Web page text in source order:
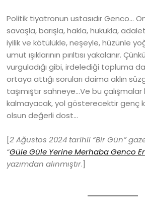
Politik tiyatronun ustasıdır Genco…
savaşla, barışla, hakla, hukukla,
iyilik ve kötülükle, neşeyle, hüzünle
umut ışıklarının pırıltısı yakalanır.
vurguladığı gibi, irdelediği topluma
ortaya attığı soruları daima aklın
taşımıştır sahneye…Ve bu çalışmalar
kalmayacak, yol gösterecektir genç
olsun değerli dost…
[2 Ağustos 2024 tarihli “Bir Gün”
“Güle Güle Yerine Merhaba Genco
yazımdan alınmıştır.]